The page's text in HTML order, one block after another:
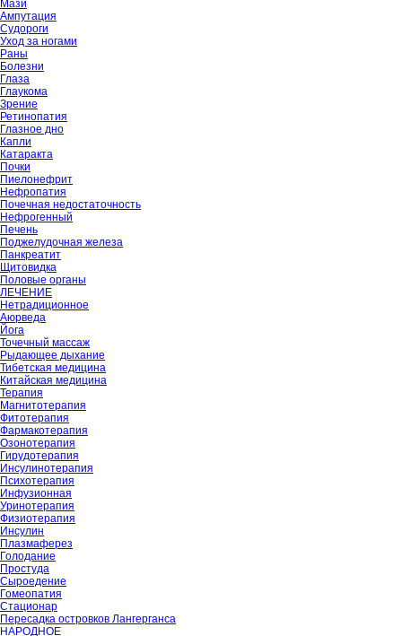
Мази
Ампутация
Судороги
Уход за ногами
Раны
Болезни
Глаза
Глаукома
Зрение
Ретинопатия
Глазное дно
Капли
Катаракта
Почки
Пиелонефрит
Нефропатия
Почечная недостаточность
Нефрогенный
Печень
Поджелудочная железа
Панкреатит
Щитовидка
Половые органы
ЛЕЧЕНИЕ
Нетрадиционное
Аюрведа
Йога
Точечный массаж
Рыдающее дыхание
Тибетская медицина
Китайская медицина
Терапия
Магнитотерапия
Фитотерапия
Фармакотерапия
Озонотерапия
Гирудотерапия
Инсулинотерапия
Психотерапия
Инфузионная
Уринотерапия
Физиотерапия
Инсулин
Плазмаферез
Голодание
Простуда
Сыроедение
Гомеопатия
Стационар
Пересадка островков Лангерганса
НАРОДНОЕ